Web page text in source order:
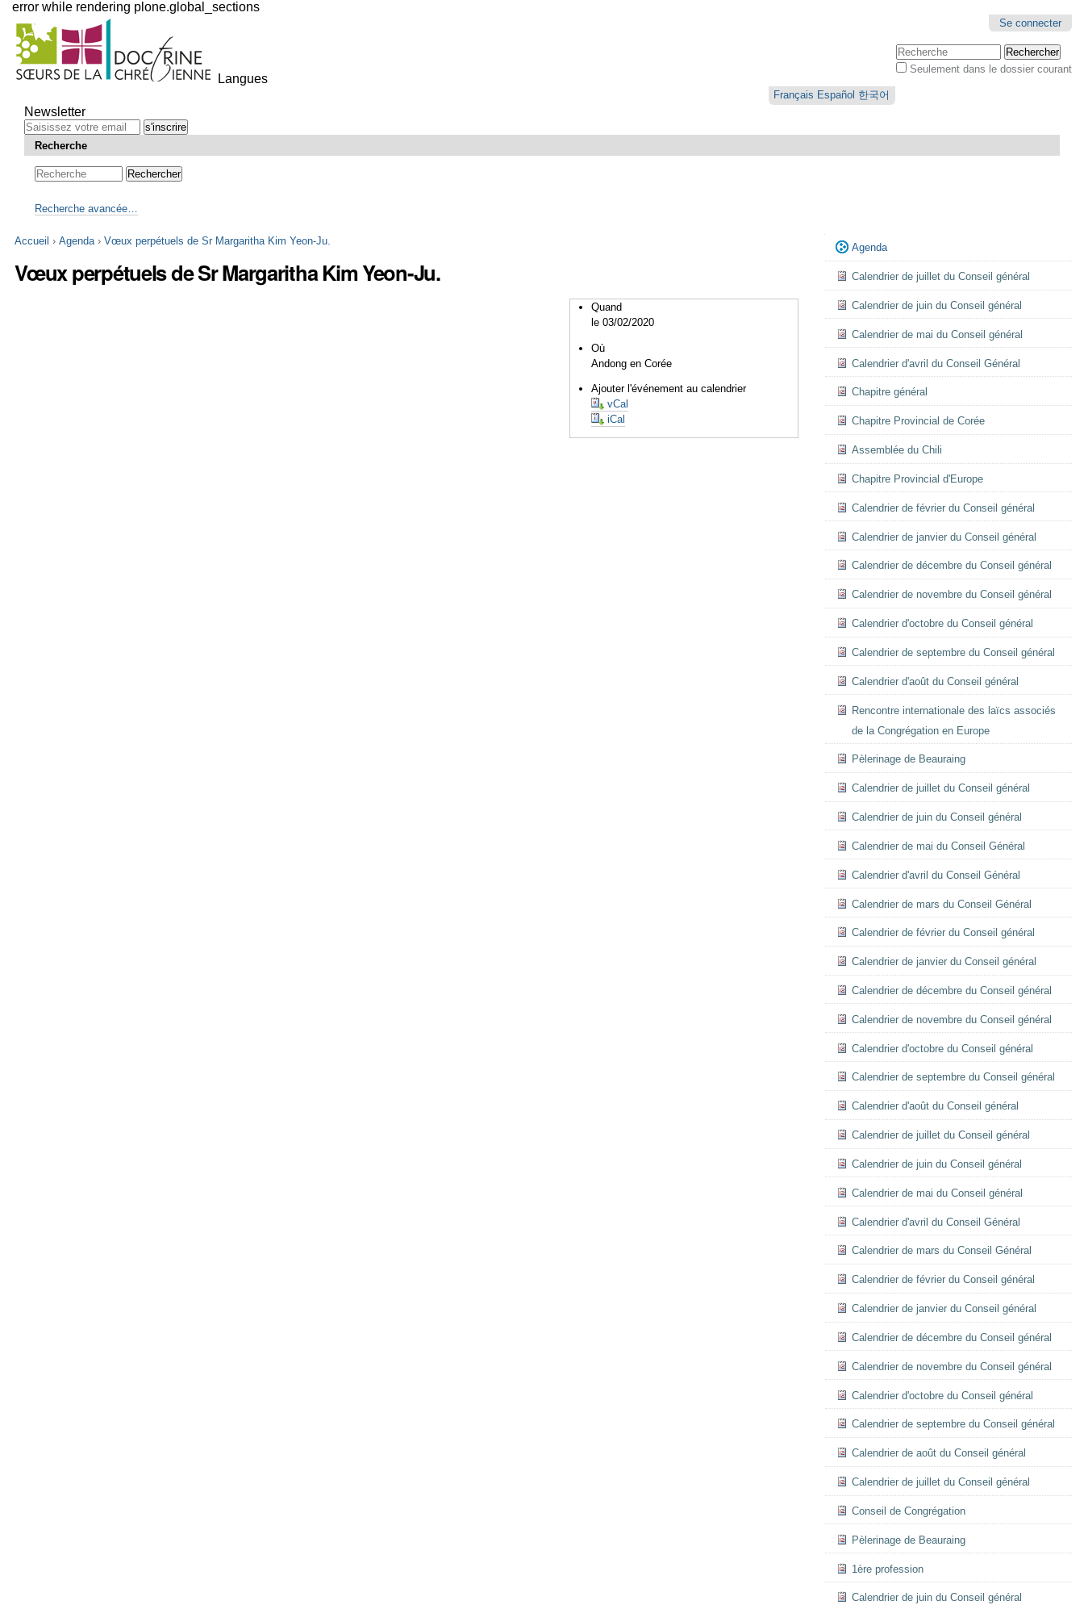
error while rendering plone.global_sections
Outils
personnels
Se connecter
Chercher par
Seulement dans le dossier courant
Langues
Français Español 한국어
au
contenu.
Aller
Newsletter
Recherche
Recherche avancée…
Accueil ›Agenda ›Vœux perpétuels de Sr Margaritha Kim Yeon-Ju.
Vœux perpétuels de Sr Margaritha Kim Yeon-Ju.
Quand
le 03/02/2020
Où
Andong en Corée
Ajouter l'événement au calendrier
vCal
iCal
Navigation
Agenda
Calendrier de juillet du Conseil général
Calendrier de juin du Conseil général
Calendrier de mai du Conseil général
Calendrier d'avril du Conseil Général
Chapitre général
Chapitre Provincial de Corée
Assemblée du Chili
Chapitre Provincial d'Europe
Calendrier de février du Conseil général
Calendrier de janvier du Conseil général
Calendrier de décembre du Conseil général
Calendrier de novembre du Conseil général
Calendrier d'octobre du Conseil général
Calendrier de septembre du Conseil général
Calendrier d'août du Conseil général
Rencontre internationale des laïcs associés
de la Congrégation en Europe
Pèlerinage de Beauraing
Calendrier de juillet du Conseil général
Calendrier de juin du Conseil général
Calendrier de mai du Conseil Général
Calendrier d'avril du Conseil Général
Calendrier de mars du Conseil Général
Calendrier de février du Conseil général
Calendrier de janvier du Conseil général
Calendrier de décembre du Conseil général
Calendrier de novembre du Conseil général
Calendrier d'octobre du Conseil général
Calendrier de septembre du Conseil général
Calendrier d'août du Conseil général
Calendrier de juillet du Conseil général
Calendrier de juin du Conseil général
Calendrier de mai du Conseil général
Calendrier d'avril du Conseil Général
Calendrier de mars du Conseil Général
Calendrier de février du Conseil général
Calendrier de janvier du Conseil général
Calendrier de décembre du Conseil général
Calendrier de novembre du Conseil général
Calendrier d'octobre du Conseil général
Calendrier de septembre du Conseil général
Calendrier de août du Conseil général
Calendrier de juillet du Conseil général
Conseil de Congrégation
Pèlerinage de Beauraing
1ère profession
Calendrier de juin du Conseil général